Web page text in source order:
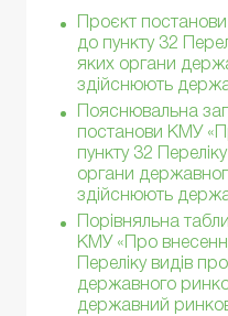
Проєкт
до пункту 32
яких органи
здійснюють
Пояснювальна
постанови КМУ
пункту 32
органи
здійснюють
Порівняльна
КМУ «Про
Переліку видів
державного
державний